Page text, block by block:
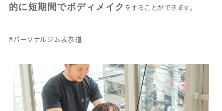
的に短期間でボディメイク をすることができます。
#パーソナルジム表参道